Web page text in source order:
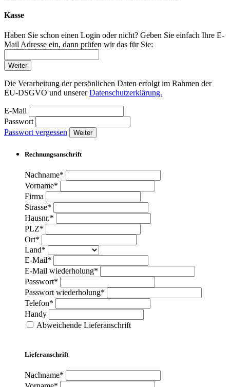
Kasse
Haben Sie schon einen Login oder nicht? Geben Sie einfach Ihre E-
Mail Adresse ein, dann prüfen wir das für Sie:
Weiter
Die Verarbeitung der persönlichen Daten erfolgt im Rahmen der
EU-DSGVO und unsererDatenschutzerklärung.
E-Mail
Passwort
Passwort vergessen
Weiter
Rechnungsanschrift
Nachname*
Vorname*
Firma
Strasse*
Hausnr.*
PLZ*
Ort*
Land*
E-Mail*
E-Mail wiederholung*
Passwort*
Passwort wiederholung*
Telefon*
Handy
Abweichende Lieferanschrift
Lieferanschrift
Nachname*